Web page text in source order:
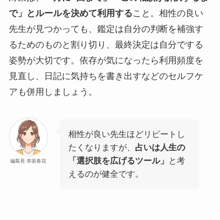
で」とルールを決めて利用すること。相性の良い
先生が見つかっても、鑑定は自分の判断を補強す
るためのものと割り切り、最終決定は自分でする
姿勢が大切です。依存が気になったら利用頻度を
見直し、日記に気持ちを書き出すなどのセルフケ
アも併用しましょう。
編集長 幸坂春花
相性が良い先生ほどリピートし
たくなりますが、 占いは人生の
「選択肢を広げるツール」
と考
えるのが健全です。